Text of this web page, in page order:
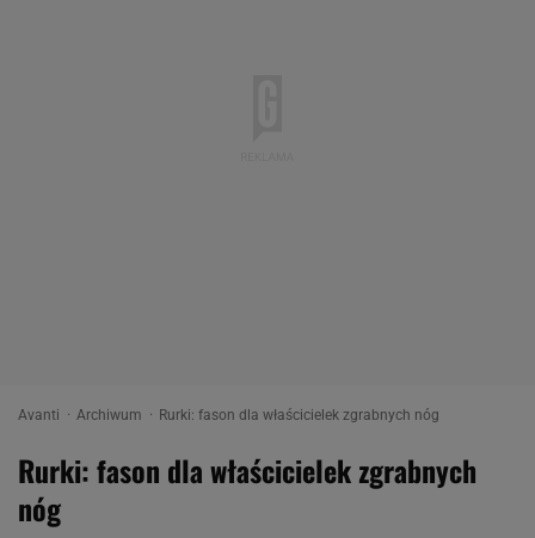
Avanti Archiwum Rurki: fason dla właścicielek zgrabnych nóg
Rurki: fason dla właścicielek zgrabnych
nóg